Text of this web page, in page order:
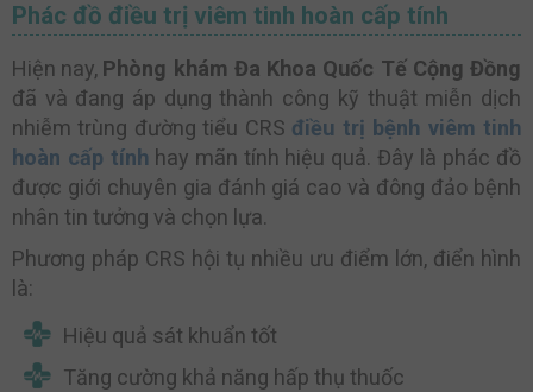
Phác đồ điều trị viêm tinh hoàn cấp tính
Hiện nay, Phòng khám Đa Khoa Quốc Tế Cộng Đồng
đã và đang áp dụng thành công kỹ thuật miễn dịch
nhiễm trùng đường tiểu CRS điều trị bệnh viêm tinh
hoàn cấp tính hay mãn tính hiệu quả. Đây là phác đồ
được giới chuyên gia đánh giá cao và đông đảo bệnh
nhân tin tưởng và chọn lựa.
Phương pháp CRS hội tụ nhiều ưu điểm lớn, điển hình
là:
Hiệu quả sát khuẩn tốt
Tăng cường khả năng hấp thụ thuốc